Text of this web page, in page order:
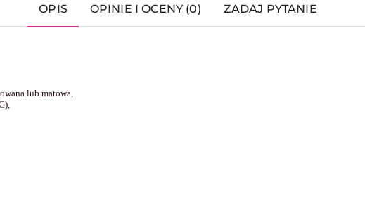
OPIS OPINIE I OCENY (0) ZADAJ PYTANIE
lub matowa,